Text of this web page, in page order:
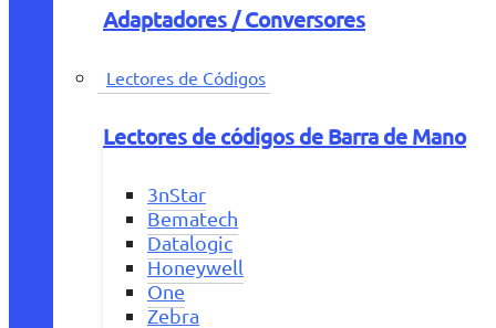
Adaptadores / Conversores
Lectores de Códigos
Lectores de códigos de Barra de Mano
3nStar
Bematech
Datalogic
Honeywell
One
Zebra